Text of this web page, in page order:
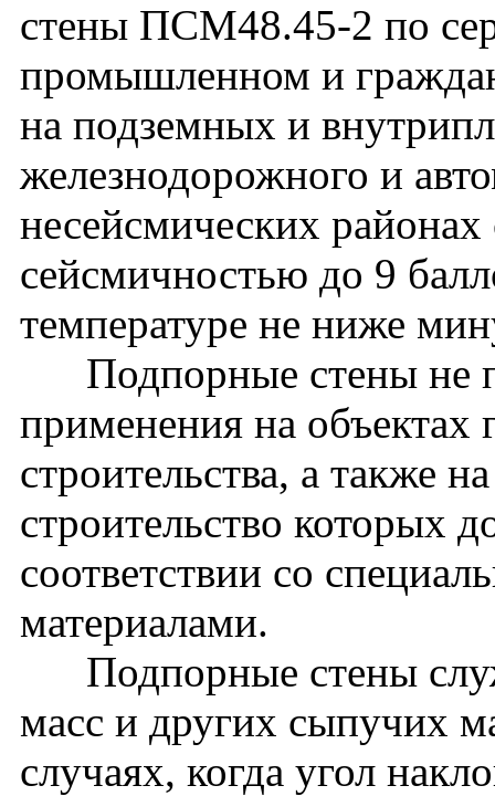
стены ПСМ48.45-2 по
промышленном и
на подземных и
железнодорожного и
несейсмических районах
сейсмичностью до 9
температуре не ниже
Подпорные стены не
применения на объектах
строительства, а также
строительство которых
соответствии со
материалами.
Подпорные стены
масс и других сыпучих
случаях, когда угол